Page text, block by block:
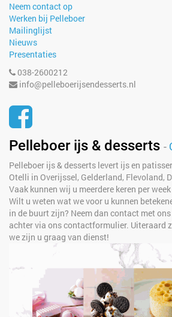
Neem contact op
Werken bij Pelleboer
Mailinglijst
Nieuws
Presentaties
038-2600212
info@pelleboerijsendesserts.nl
Pelleboer ijs & desserts -
Pelleboer ijs & desserts levert ijs en
Otelli in Overijssel, Gelderland, Flevoland,
Vaak kunnen wij u meerdere keren per
Wilt u weten wat we voor u kunnen
in de buurt zijn? Neem dan contact met
achter via ons contactformulier. Uiteraard
we zijn u graag van dienst!